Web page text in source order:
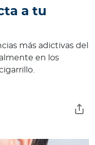
a tu
más adictivas del
en los